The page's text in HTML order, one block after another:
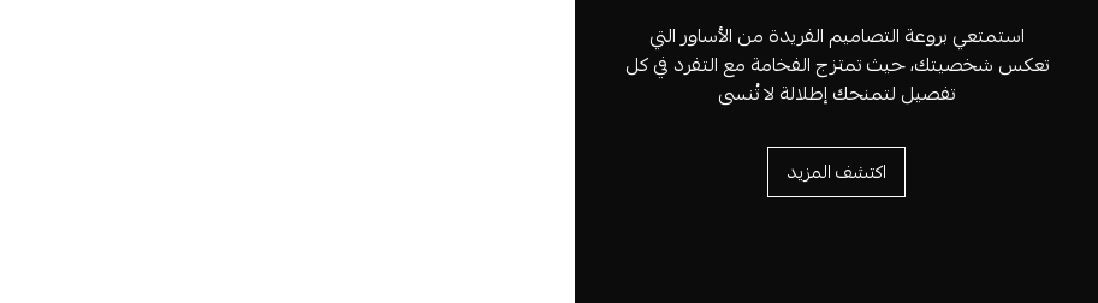
استمتعي بروعة التصاميم الفريدة من الأساور التي
تعكس شخصيتك، حيث تمتزج الفخامة مع التفرد في كل
تفصيل لتمنحك إطلالة لا تُنسى
اكتشف المزيد